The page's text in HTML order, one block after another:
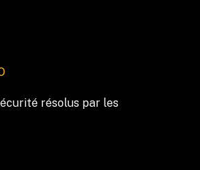
résolus par les